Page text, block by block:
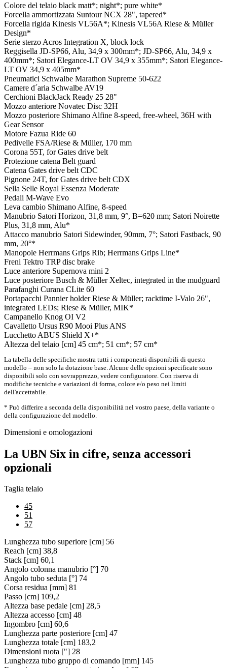
Colore del telaio black matt*; night*; pure white*
Forcella ammortizzata Suntour NCX 28", tapered*
Forcella rigida Kinesis VL56A*; Kinesis VL56A Riese & Müller
Design*
Serie sterzo Acros Integration X, block lock
Reggisella JD-SP66, Alu, 34,9 x 300mm*; JD-SP66, Alu, 34,9 x
400mm*; Satori Elegance-LT OV 34,9 x 355mm*; Satori Elegance-
LT OV 34,9 x 405mm*
Pneumatici Schwalbe Marathon Supreme 50-622
Camere d´aria Schwalbe AV19
Cerchioni BlackJack Ready 25 28"
Mozzo anteriore Novatec Disc 32H
Mozzo posteriore Shimano Alfine 8-speed, free-wheel, 36H with
Gear Sensor
Motore Fazua Ride 60
Pedivelle FSA/Riese & Müller, 170 mm
Corona 55T, for Gates drive belt
Protezione catena Belt guard
Catena Gates drive belt CDC
Pignone 24T, for Gates drive belt CDX
Sella Selle Royal Essenza Moderate
Pedali M-Wave Evo
Leva cambio Shimano Alfine, 8-speed
Manubrio Satori Horizon, 31,8 mm, 9°, B=620 mm; Satori Noirette
Plus, 31,8 mm, Alu*
Attacco manubrio Satori Sidewinder, 90mm, 7°; Satori Fastback, 90
mm, 20°*
Manopole Herrmans Grips Rib; Herrmans Grips Line*
Freni Tektro TRP disc brake
Luce anteriore Supernova mini 2
Luce posteriore Busch & Müller Xeltec, integrated in the mudguard
Parafanghi Curana CLite 60
Portapacchi Pannier holder Riese & Müller; racktime I-Valo 26",
integrated LEDs; Riese & Müller, MIK*
Campanello Knog OI V2
Cavalletto Ursus R90 Mooi Plus ANS
Lucchetto ABUS Shield X+*
Altezza del telaio [cm] 45 cm*; 51 cm*; 57 cm*
La tabella delle specifiche mostra tutti i componenti disponibili di questo
modello – non solo la dotazione base. Alcune delle opzioni specificate sono
disponibili solo con sovrapprezzo, vedere configuratore. Con riserva di
modifiche tecniche e variazioni di forma, colore e/o peso nei limiti
dell'accettabile.
* Può differire a seconda della disponibilità nel vostro paese, della variante o
della configurazione del modello.
Dimensioni e omologazioni
La UBN Six in cifre, senza accessori
opzionali
Taglia telaio
45
51
57
Lunghezza tubo superiore [cm] 56
Reach [cm] 38,8
Stack [cm] 60,1
Angolo colonna manubrio [°] 70
Angolo tubo seduta [°] 74
Corsa residua [mm] 81
Passo [cm] 109,2
Altezza base pedale [cm] 28,5
Altezza accesso [cm] 48
Ingombro [cm] 60,6
Lunghezza parte posteriore [cm] 47
Lunghezza totale [cm] 183,2
Dimensioni ruota ["] 28
Lunghezza tubo gruppo di comando [mm] 145